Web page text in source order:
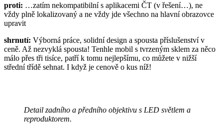
proti: …zatím nekompatibilní s aplikacemi ČT (v řešení…), ne
vždy plně lokalizovaný a ne vždy jde všechno na hlavní obrazovce
upravit
shrnutí: Výborná práce, solidní design a spousta příslušenství v
ceně. Až nezvyklá spousta! Tenhle mobil s tvrzeným sklem za něco
málo přes tři tisíce, patří k tomu nejlepšímu, co můžete v nižší
střední třídě sehnat. I když je cenově o kus níž!
Detail zadního a předního objektivu s LED světlem a
reproduktorem.